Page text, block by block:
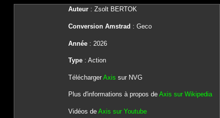
Auteur: Zsolt BERTOK
Conversion Amstrad : Geco
Année: 2026
Type: Action
Télécharger Axis sur NVG
Plus d'informations à propos de Axis sur Wikipedia
Vidéos de Axis sur Youtube